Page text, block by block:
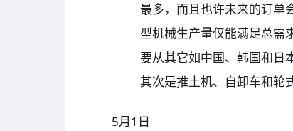
最多，而且也许未来的订单
型机械生产量仅能满足总需
要从其它如中国、韩国和日
其次是推土机、自卸车和轮
5月1日